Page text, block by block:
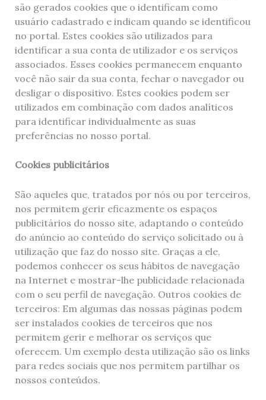
são gerados cookies que o identificam como
usuário cadastrado e indicam quando se identificou
no portal. Estes cookies são utilizados para
identificar a sua conta de utilizador e os serviços
associados. Esses cookies permanecem enquanto
você não sair da sua conta, fechar o navegador ou
desligar o dispositivo. Estes cookies podem ser
utilizados em combinação com dados analíticos
para identificar individualmente as suas
preferências no nosso portal.
Cookies publicitários
São aqueles que, tratados por nós ou por terceiros,
nos permitem gerir eficazmente os espaços
publicitários do nosso site, adaptando o conteúdo
do anúncio ao conteúdo do serviço solicitado ou à
utilização que faz do nosso site. Graças a ele,
podemos conhecer os seus hábitos de navegação
na Internet e mostrar-lhe publicidade relacionada
com o seu perfil de navegação. Outros cookies de
terceiros: Em algumas das nossas páginas podem
ser instalados cookies de terceiros que nos
permitem gerir e melhorar os serviços que
oferecem. Um exemplo desta utilização são os links
para redes sociais que nos permitem partilhar os
nossos conteúdos.